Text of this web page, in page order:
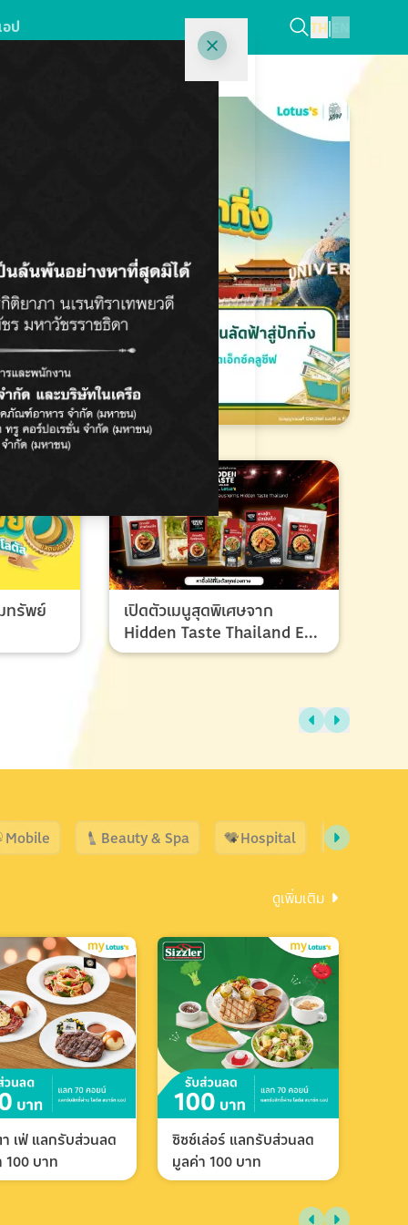
ป TH|
ทรัพย์
เปิดตัวเมนูสุดพิเศษจาก
Hidden Taste Thailand EP
8 เมนูของผู้ชนะและรองชนะ
กร
Mobile Beauty & Spa Hospital Shopping
ดูเพิ่มเติม
เฟ่ แลกรับส่วนลด
100 บาท
ซิซซ์เล่อร์ แลกรับส่วนลด
มูลค่า 100 บาท